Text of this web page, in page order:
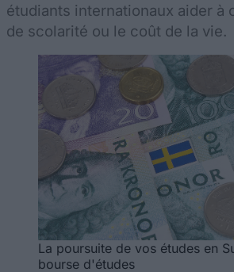
étudiants internationaux aider à
de scolarité ou le coût de la vie.
La poursuite de vos études en
bourse d'études